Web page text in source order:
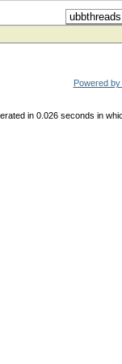
Powered
in 0.026 seconds in